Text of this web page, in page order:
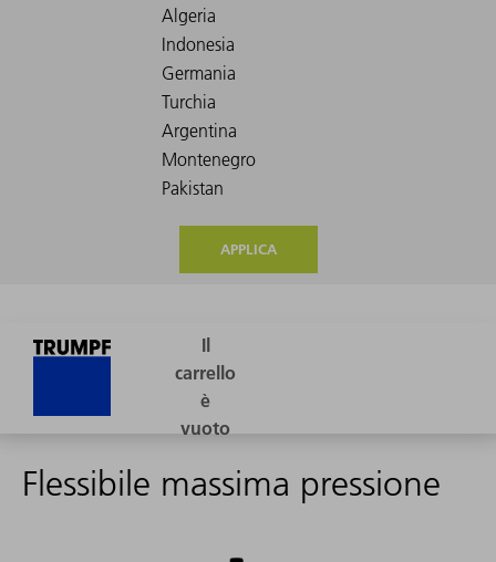
APPLICA
Flessibile massima pressione